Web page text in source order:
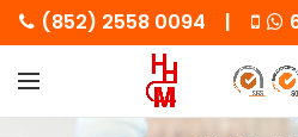
(852) 2558 0094 |